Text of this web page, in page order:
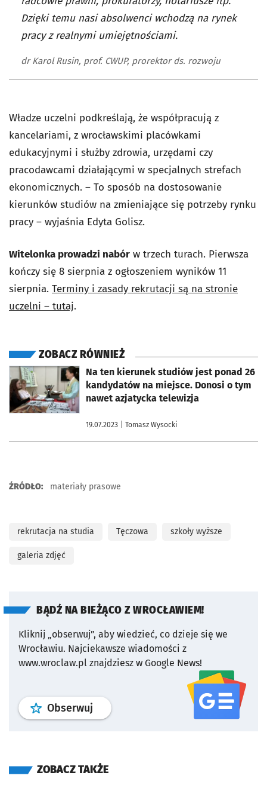
Dzięki temu nasi absolwenci wchodzą na rynek
pracy z realnymi umiejętnościami.
dr Karol Rusin, prof. CWUP, prorektor ds. rozwoju
Władze uczelni podkreślają, że współpracują z
kancelariami, z wrocławskimi placówkami
edukacyjnymi i służby zdrowia, urzędami czy
pracodawcami działającymi w specjalnych strefach
ekonomicznych. – To sposób na dostosowanie
kierunków studiów na zmieniające się potrzeby rynku
pracy – wyjaśnia Edyta Golisz.
Witelonka prowadzi nabór w trzech turach. Pierwsza
kończy się 8 sierpnia z ogłoszeniem wyników 11
sierpnia. Terminy i zasady rekrutacji są na stronie
uczelni – tutaj.
ZOBACZ RÓWNIEŻ
Na ten kierunek studiów jest ponad 26
kandydatów na miejsce. Donosi o tym
nawet azjatycka telewizja
19.07.2023 | Tomasz Wysocki
otworzy się w nowej karcie
ŹRÓDŁO: materiały prasowe
rekrutacja na studia Tęczowa szkoły wyższe
galeria zdjęć
BĄDŹ NA BIEŻĄCO Z WROCŁAWIEM!
Kliknij „obserwuj”, aby wiedzieć, co dzieje się we
Wrocławiu. Najciekawsze wiadomości z
www.wroclaw.pl znajdziesz w Google News!
Obserwuj profil serwisu
ZOBACZ TAKŻE